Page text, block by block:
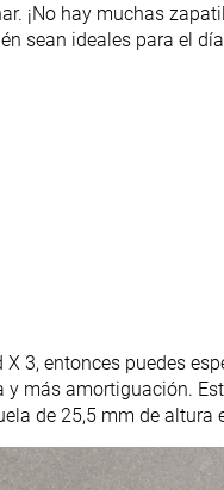
¡No hay muchas
sean ideales para el
3, entonces puedes
más amortiguación.
de 25,5 mm de altura